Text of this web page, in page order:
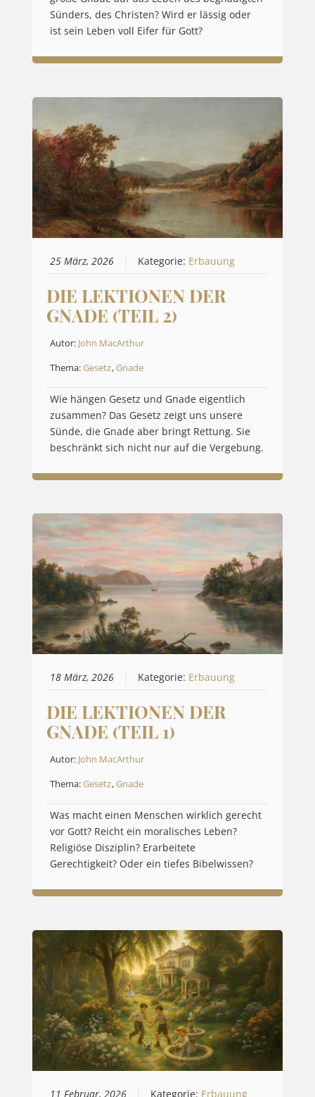
Sünders, des Christen? Wird er lässig oder
ist sein Leben voll Eifer für Gott?
25 März, 2026 Kategorie: Erbauung
DIE LEKTIONEN DER
GNADE (TEIL 2)
Autor: John MacArthur
Thema:Gesetz,Gnade
Wie hängen Gesetz und Gnade eigentlich
zusammen? Das Gesetz zeigt uns unsere
Sünde, die Gnade aber bringt Rettung. Sie
beschränkt sich nicht nur auf die Vergebung.
18 März, 2026 Kategorie: Erbauung
DIE LEKTIONEN DER
GNADE (TEIL 1)
Autor: John MacArthur
Thema:Gesetz,Gnade
Was macht einen Menschen wirklich gerecht
vor Gott? Reicht ein moralisches Leben?
Religiöse Disziplin? Erarbeitete
Gerechtigkeit? Oder ein tiefes Bibelwissen?
11 Februar, 2026 Kategorie: Erbauung